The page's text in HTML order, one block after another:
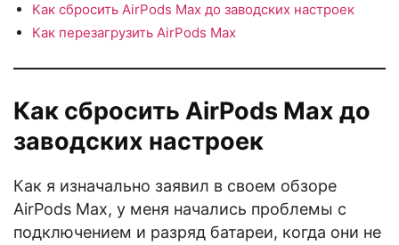
Как сбросить AirPods Max до заводских настроек
Как перезагрузить AirPods Max
Как сбросить AirPods Max до
заводских настроек
Как я изначально заявил в своем обзоре
AirPods Max, у меня начались проблемы с
подключением и разряд батареи, когда они не